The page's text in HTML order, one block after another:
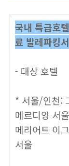
국내 특급호
료 발레파킹
- 대상 호텔
* 서울/인천:
메르디앙 서
메리어트 이
서울